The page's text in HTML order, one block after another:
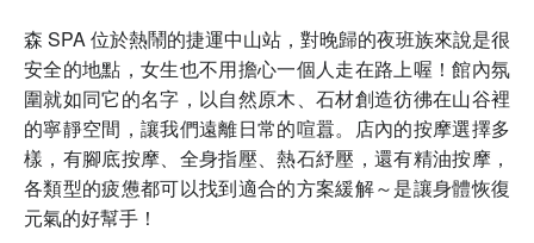
森 SPA 位於熱鬧的捷運中山站，對晚歸的夜班族來說是很
安全的地點，女生也不用擔心一個人走在路上喔！館內氛
圍就如同它的名字，以自然原木、石材創造彷彿在山谷裡
的寧靜空間，讓我們遠離日常的喧囂。店內的按摩選擇多
樣，有腳底按摩、全身指壓、熱石紓壓，還有精油按摩，
各類型的疲憊都可以找到適合的方案緩解～是讓身體恢復
元氣的好幫手！